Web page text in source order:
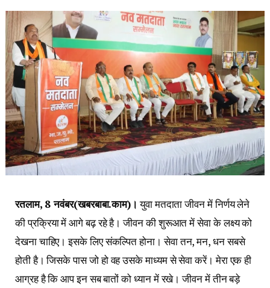
रतलाम, 8 नवंबर(खबरबाबा.काम)। युवा मतदाता जीवन में निर्णय लेने
की प्रक्रिया में आगे बढ़ रहे है। जीवन की शुरूआत में सेवा के लक्ष्य को
देखना चाहिए। इसके लिए संकल्पित होना। सेवा तन, मन, धन सबसे
होती है। जिसके पास जो हो वह उसके माध्यम से सेवा करें। मेरा एक ही
आग्रह है कि आप इन सब बातों को ध्यान में रखे। जीवन में तीन बड़े